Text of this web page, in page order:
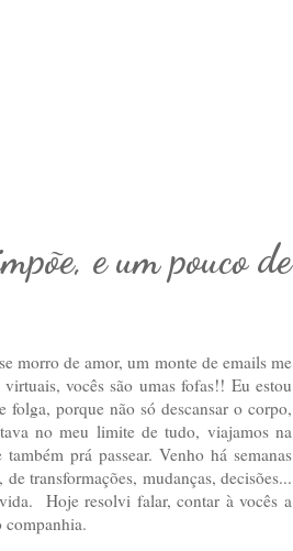
e um pouco de
morro de amor, um monte de emails me
vocês são umas fofas!! Eu estou
folga, porque não só descansar o corpo,
no meu limite de tudo, viajamos na
prá passear. Venho há semanas
transformações, mudanças, decisões...
Hoje resolvi falar, contar à vocês a
companhia.